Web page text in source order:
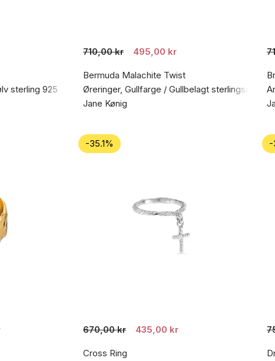
sterling 925
710,00 kr 495,00 kr
Bermuda Malachite Twist
Øreringer, Gullfarge / Gullbelagt sterlingsølv 925
Jane Kønig
-35.1%
670,00 kr 435,00 kr
Cross Ring
-